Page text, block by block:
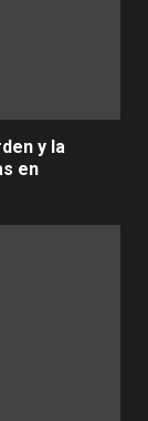
y la
en